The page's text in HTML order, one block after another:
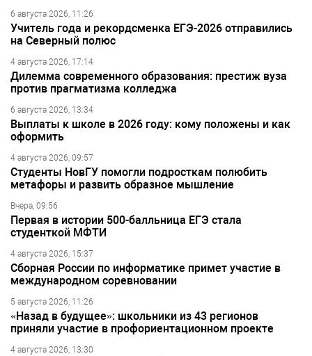
6 августа 2026, 11:26
Учитель года и рекордсменка ЕГЭ-2026 отправились
на Северный полюс
4 августа 2026, 17:14
Дилемма современного образования: престиж вуза
против прагматизма колледжа
6 августа 2026, 13:34
Выплаты к школе в 2026 году: кому положены и как
оформить
4 августа 2026, 09:57
Студенты НовГУ помогли подросткам полюбить
метафоры и развить образное мышление
Вчера, 09:56
Первая в истории 500-балльница ЕГЭ стала
студенткой МФТИ
4 августа 2026, 15:37
Сборная России по информатике примет участие в
международном соревновании
5 августа 2026, 11:26
«Назад в будущее»: школьники из 43 регионов
приняли участие в профориентационном проекте
4 августа 2026, 13:30